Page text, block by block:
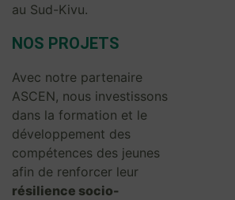
au Sud-Kivu.
NOS PROJETS
Avec notre partenaire
ASCEN, nous investissons
dans la formation et le
développement des
compétences des jeunes
afin de renforcer leur
résilience socio-